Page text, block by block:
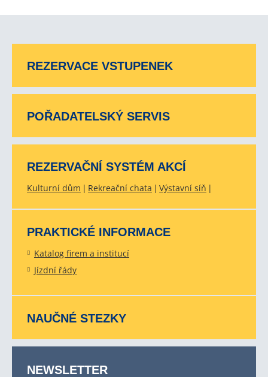
REZERVACE VSTUPENEK
POŘADATELSKÝ SERVIS
REZERVAČNÍ SYSTÉM AKCÍ
Kulturní dům Rekreační chata Výstavní síň
PRAKTICKÉ INFORMACE
Katalog firem a institucí
Jízdní řády
NAUČNÉ STEZKY
NEWSLETTER